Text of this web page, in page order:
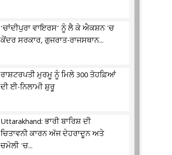
‘ਚਾਂਦੀਪੁਰਾ ਵਾਇਰਸ’ ਨੂੰ ਲੈ ਕੇ ਐਕਸ਼ਨ 'ਚ
ਕੇਂਦਰ ਸਰਕਾਰ, ਗੁਜਰਾਤ-ਰਾਜਸਥਾਨ...
ਰਾਸ਼ਟਰਪਤੀ ਮੁਰਮੂ ਨੂੰ ਮਿਲੇ 300 ਤੋਹਫ਼ਿਆਂ
ਦੀ ਈ-ਨਿਲਾਮੀ ਸ਼ੁਰੂ
Uttarakhand: ਭਾਰੀ ਬਾਰਿਸ਼ ਦੀ
ਚਿਤਾਵਨੀ ਕਾਰਨ ਅੱਜ ਦੇਹਰਾਦੂਨ ਅਤੇ
ਚਮੋਲੀ 'ਚ...